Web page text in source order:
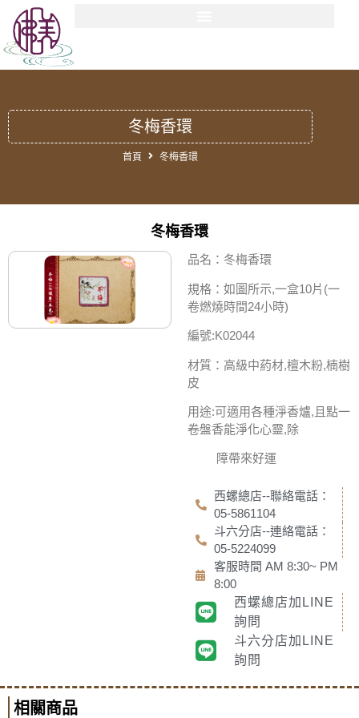
冬梅香環
首頁 冬梅香環
冬梅香環
品名：冬梅香環
規格：如圖所示,一盒10片(一
卷燃燒時間24小時)
編號:K02044
材質：高級中葯材,檀木粉,楠樹
皮
用途:可適用各種淨香爐,且點一
卷盤香能淨化心靈,除
障帶來好運
西螺總店--聯絡電話：
05-5861104
斗六分店--連絡電話：
05-5224099
客服時間 AM 8:30~ PM
8:00
西螺總店加LINE
詢問
斗六分店加LINE
詢問
相關商品